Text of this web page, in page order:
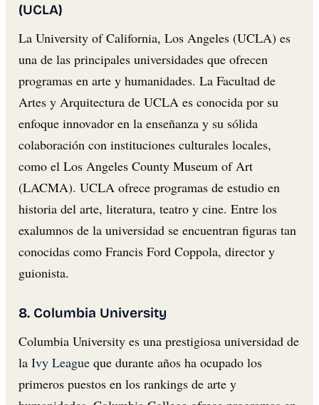
(UCLA)
La University of California, Los Angeles (UCLA) es
una de las principales universidades que ofrecen
programas en arte y humanidades. La Facultad de
Artes y Arquitectura de UCLA es conocida por su
enfoque innovador en la enseñanza y su sólida
colaboración con instituciones culturales locales,
como el Los Angeles County Museum of Art
(LACMA). UCLA ofrece programas de estudio en
historia del arte, literatura, teatro y cine. Entre los
exalumnos de la universidad se encuentran figuras tan
conocidas como Francis Ford Coppola, director y
guionista.
8. Columbia University
Columbia University es una prestigiosa universidad de
la Ivy League que durante años ha ocupado los
primeros puestos en los rankings de arte y